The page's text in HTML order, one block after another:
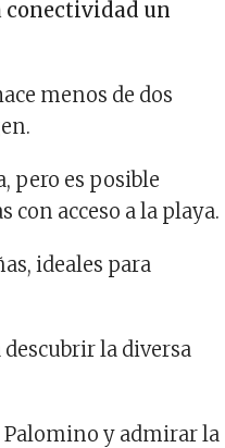
conectividad un
menos de dos
pero es posible
con acceso a la playa.
ideales para
la diversa
y admirar la